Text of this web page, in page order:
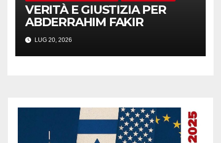
VERITÀ E GIUSTIZIA PER
ABDERRAHIM FAKIR
LUG 20, 2026